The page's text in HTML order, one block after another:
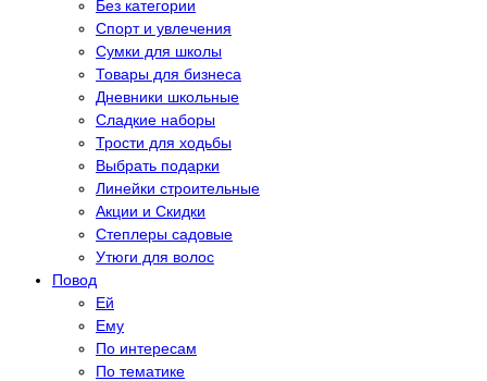
Без категории
Спорт и увлечения
Сумки для школы
Товары для бизнеса
Дневники школьные
Сладкие наборы
Трости для ходьбы
Выбрать подарки
Линейки строительные
Акции и Скидки
Степлеры садовые
Утюги для волос
Повод
Eй
Eму
По интересам
По тематике